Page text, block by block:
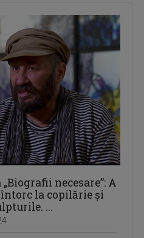
necesare”: A
la copilărie şi
...